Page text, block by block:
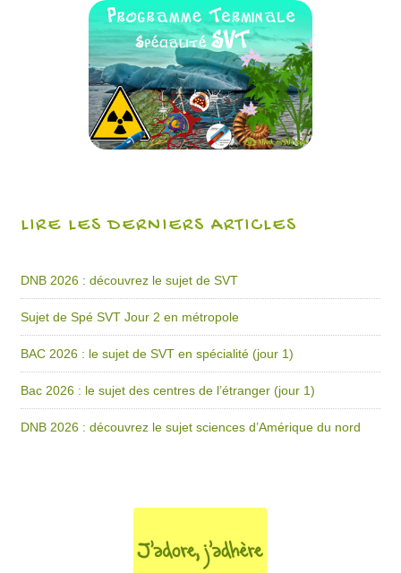
LIRE LES DERNIERS ARTICLES
DNB 2026 : découvrez le sujet de SVT
Sujet de Spé SVT Jour 2 en métropole
BAC 2026 : le sujet de SVT en spécialité (jour 1)
Bac 2026 : le sujet des centres de l’étranger (jour 1)
DNB 2026 : découvrez le sujet sciences d’Amérique du nord